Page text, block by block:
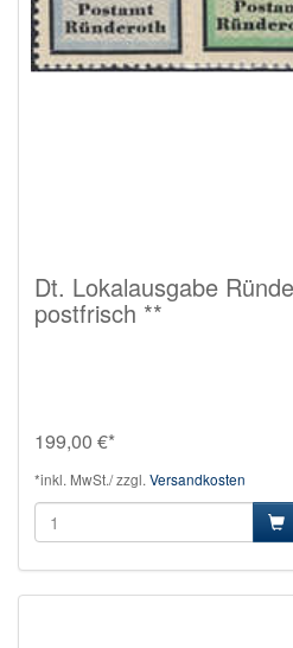
Dt. Lokalausgabe
postfrisch **
199,00 €*
*inkl. MwSt./ zzgl. Versandkosten